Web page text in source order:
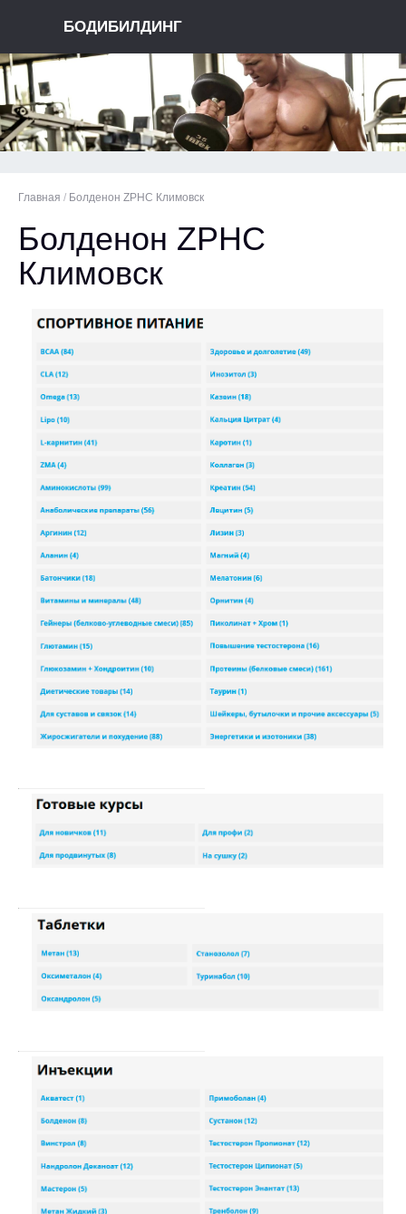
БОДИБИЛДИНГ
Главная / Болденон ZPHC Климовск
Болденон ZPHC
Климовск